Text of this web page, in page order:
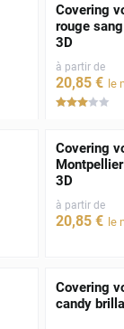
Covering
rouge
3D
à partir de
20,85 € le
*****
Covering
3D
à partir de
20,85 € le
Covering
candy